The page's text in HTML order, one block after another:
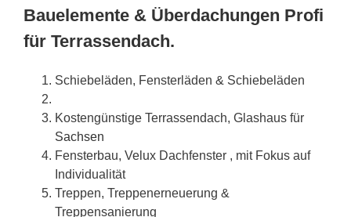
Bauelemente & Überdachungen Profi
für Terrassendach.
Schiebeläden, Fensterläden & Schiebeläden
Kostengünstige Terrassendach, Glashaus für
Sachsen
Fensterbau, Velux Dachfenster , mit Fokus auf
Individualität
Treppen, Treppenerneuerung &
Treppensanierung